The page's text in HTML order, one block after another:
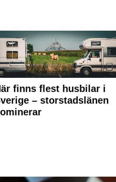
finns flest husbilar i
– storstadslänen